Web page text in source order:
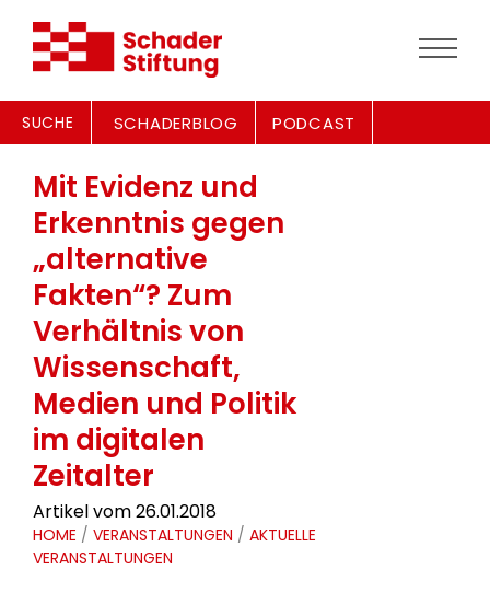
SUCHE SCHADERBLOG PODCAST
Mit Evidenz und
Erkenntnis gegen
„alternative
Fakten“? Zum
Verhältnis von
Wissenschaft,
Medien und Politik
im digitalen
Zeitalter
Artikel vom 26.01.2018
HOME / VERANSTALTUNGEN / AKTUELLE
VERANSTALTUNGEN